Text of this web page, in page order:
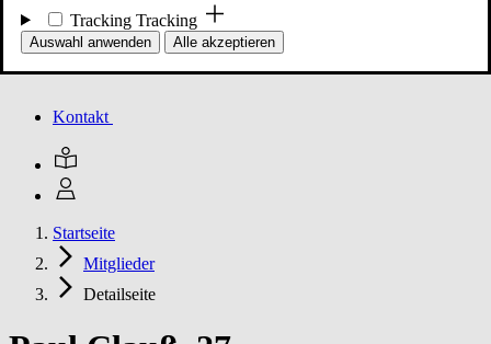
Unsere Meldungen
Kontakt
Startseite
Mitglieder
Detailseite
Tracking Tracking
Auswahl anwenden Alle akzeptieren